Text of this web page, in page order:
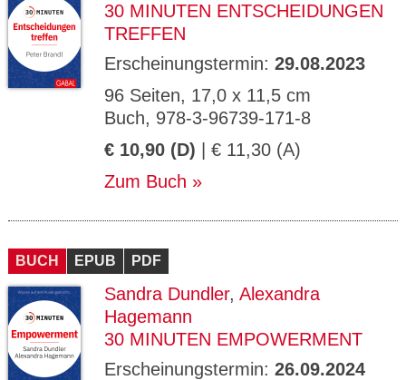
30 MINUTEN ENTSCHEIDUNGEN
TREFFEN
Erscheinungstermin: 29.08.2023
96 Seiten, 17,0 x 11,5 cm
Buch, 978-3-96739-171-8
€ 10,90 (D) | € 11,30 (A)
Zum Buch
BUCH EPUB PDF
Sandra Dundler, Alexandra
Hagemann
30 MINUTEN EMPOWERMENT
Erscheinungstermin: 26.09.2024